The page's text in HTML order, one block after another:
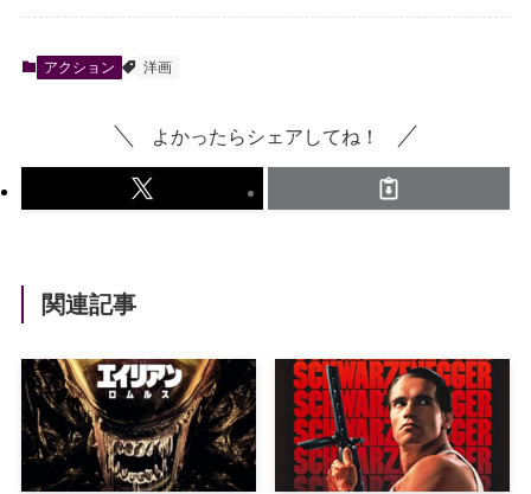
アクション 洋画
よかったらシェアしてね！
関連記事